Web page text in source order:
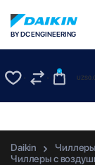
BY DC ENGINEERING
0
UZS
Daikin
Чиллеры
Чиллеры с